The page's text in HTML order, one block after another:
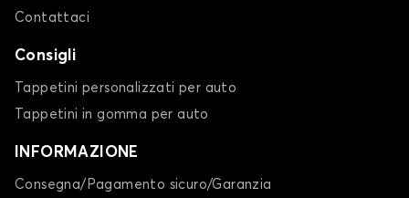
Contattaci
Consigli
Tappetini personalizzati per auto
Tappetini in gomma per auto
INFORMAZIONE
Consegna/Pagamento sicuro/Garanzia